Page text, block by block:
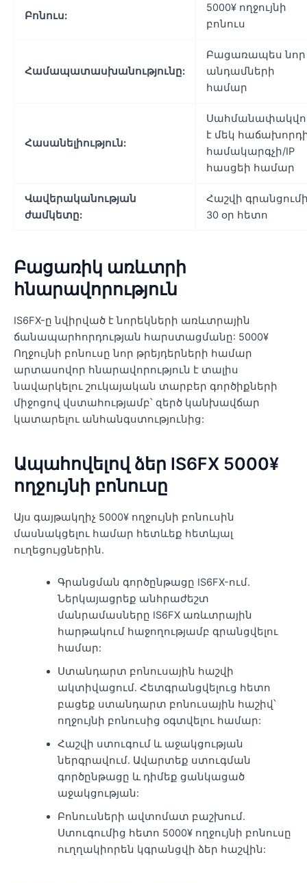
Բոնուս:
5000¥ ողջույնի
բոնուս
Համապատասխանությունը:
Բացառապես նոր
անդամների
համար
Հասանելիություն:
է մեկ
համակարգչի/IP
հասցեի համար
Վավերականության
ժամկետը:
Հաշվի
30 օր հետո
Բացառիկ առևտրի
հնարավորություն
IS6FX-ը նվիրված է նորեկների առևտրային
ճանապարհորդության հարստացմանը: 5000¥
Ողջույնի բոնուսը նոր թրեյդերների համար
արտասովոր հնարավորություն է տալիս
նավարկելու շուկայական տարբեր գործիքների
միջոցով վստահությամբ՝ զերծ կանխավճար
կատարելու անհանգստությունից:
Ապահովելով ձեր IS6FX 5000¥
ողջույնի բոնուսը
Այս գայթակղիչ 5000¥ ողջույնի բոնուսին
մասնակցելու համար հետևեք հետևյալ
ուղեցույցներին.
Գրանցման գործընթացը IS6FX-ում.
Ներկայացրեք անհրաժեշտ
մանրամասները IS6FX առևտրային
հարթակում հաջողությամբ գրանցվելու
համար:
Ստանդարտ բոնուսային հաշվի
ակտիվացում. Հետգրանցվելուց հետո
բացեք ստանդարտ բոնուսային հաշիվ՝
ողջույնի բոնուսից օգտվելու համար:
Հաշվի ստուգում և աջակցության
ներգրավում. Ավարտեք ստուգման
գործընթացը և դիմեք ցանկացած
աջակցության:
Բոնուսների ավտոմատ բաշխում.
Ստուգումից հետո 5000¥ ողջույնի բոնուսը
ուղղակիորեն կգրանցվի ձեր հաշվին: